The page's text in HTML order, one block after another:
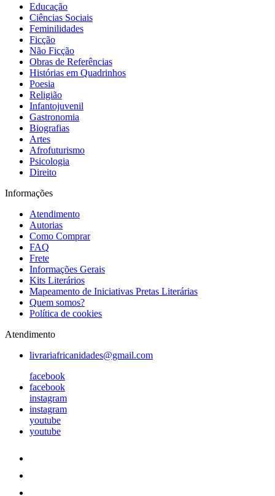
Educação
Ciências Sociais
Feminilidades
Ficção
Não Ficção
Obras de Referências
Histórias em Quadrinhos
Poesia
Religião
Infantojuvenil
Gastronomia
Biografias
Artes
Afrofuturismo
Psicologia
Direito
Informações
Atendimento
Autorias
Como Comprar
FAQ
Frete
Informações Gerais
Kits Literários
Mapeamento de Iniciativas Pretas Literárias
Quem somos?
Política de cookies
Atendimento
livrariafricanidades@gmail.com
facebook
facebook
instagram
instagram
youtube
youtube